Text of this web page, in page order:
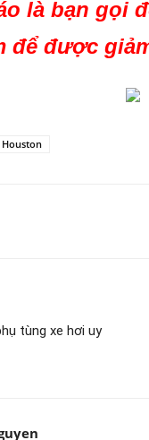
là bạn gọi
để được
Houston
tùng xe hơi uy